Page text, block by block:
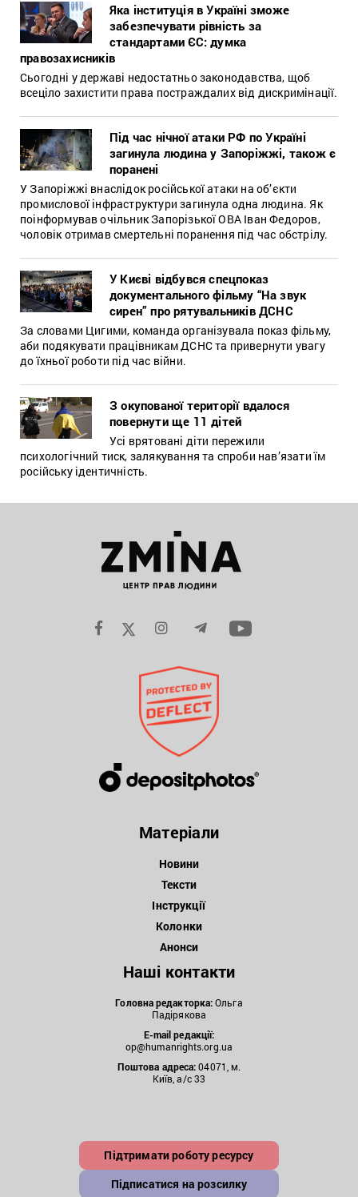
Яка інституція в Україні зможе
забезпечувати рівність за
стандартами ЄС: думка
правозахисників
Сьогодні у державі недостатньо законодавства, щоб
всеціло захистити права постраждалих від дискримінації.
Під час нічної атаки РФ по Україні
загинула людина у Запоріжжі, також є
поранені
У Запоріжжі внаслідок російської атаки на об’єкти
промислової інфраструктури загинула одна людина. Як
поінформував очільник Запорізької ОВА Іван Федоров,
чоловік отримав смертельні поранення під час обстрілу.
У Києві відбувся спецпоказ
документального фільму “На звук
сирен” про рятувальників ДСНС
За словами Цигими, команда організувала показ фільму,
аби подякувати працівникам ДСНС та привернути увагу
до їхньої роботи під час війни.
З окупованої території вдалося
повернути ще 11 дітей
Усі врятовані діти пережили
психологічний тиск, залякування та спроби нав’язати їм
російську ідентичність.
Матеріали
Новини
Тексти
Інструкції
Колонки
Анонси
Наші контакти
Головна редакторка:Ольга
Падірякова
E-mail редакції:
op@humanrights.org.ua
Поштова адреса:04071, м.
Київ, а/с 33
Підтримати роботу ресурсу
Підписатися на розсилку